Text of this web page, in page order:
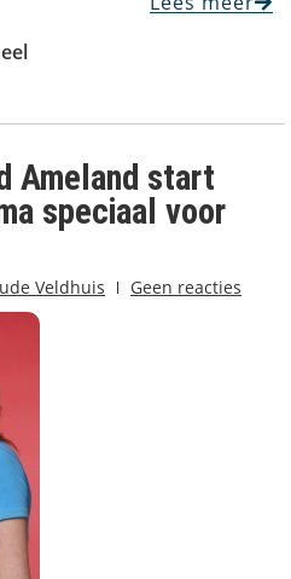
Ameland start
speciaal voor
Veldhuis Geen reacties